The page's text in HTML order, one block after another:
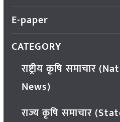
E-paper
CATEGORY
राष्ट्रीय कृषि समाचार
News)
राज्य कृषि समाचार